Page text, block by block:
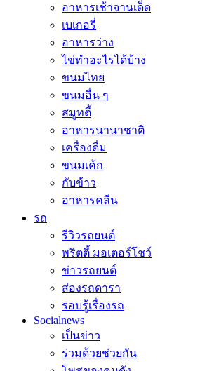
อาหารเช้าจานเด็ด
เบเกอรี่
อาหารว่าง
ไข่ทำอะไรได้บ้าง
ขนมไทย
ขนมอื่น ๆ
สมูทตี้
อาหารนานาชาติ
เครื่องดื่ม
ขนมเค้ก
กับข้าว
อาหารคลีน
รถ
รีวิวรถยนต์
พริตตี้ มอเตอร์โชว์
ข่าวรถยนต์
ส่องรถดารา
รอบรู้เรื่องรถ
Socialnews
เป็นข่าว
ร่วมด้วยช่วยกัน